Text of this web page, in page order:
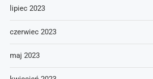
lipiec 2023
czerwiec 2023
maj 2023